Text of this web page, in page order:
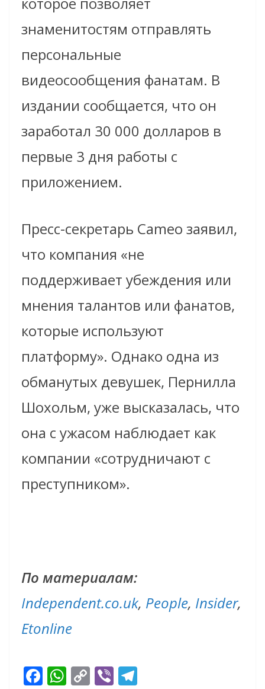
знаменитостям отправлять
персональные
видеосообщения фанатам. В
издании сообщается, что он
заработал 30 000 долларов в
первые 3 дня работы с
приложением.
Пресс-секретарь Cameo заявил,
что компания «не
поддерживает убеждения или
мнения талантов или фанатов,
которые используют
платформу». Однако одна из
обманутых девушек, Пернилла
Шохольм, уже высказалась, что
она с ужасом наблюдает как
компании «сотрудничают с
преступником».
По материалам:
Independent.co.uk, People, Insider,
Etonline
F W C Vi